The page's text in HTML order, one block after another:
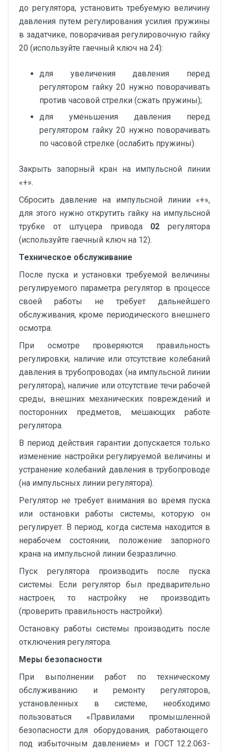
до регулятора, установить требуемую величину
давления путем регулирования усилия пружины
в задатчике, поворачивая регулировочную гайку
20 (используйте гаечный ключ на 24):
для увеличения давления перед
регулятором гайку 20 нужно поворачивать
против часовой стрелки (сжать пружины);
для уменьшения давления перед
регулятором гайку 20 нужно поворачивать
по часовой стрелке (ослабить пружины).
Закрыть запорный кран на импульсной линии
«+».
Сбросить давление на импульсной линии «+»,
для этого нужно открутить гайку на импульсной
трубке от штуцера привода 02регулятора
(используйте гаечный ключ на 12).
Техническое обслуживание
После пуска и установки требуемой величины
регулируемого параметра регулятор в процессе
своей работы не требует дальнейшего
обслуживания, кроме периодического внешнего
осмотра.
При осмотре проверяются правильность
регулировки, наличие или отсутствие колебаний
давления в трубопроводах (на импульсной линии
регулятора), наличие или отсутствие течи рабочей
среды, внешних механических повреждений и
посторонних предметов, мешающих работе
регулятора.
В период действия гарантии допускается только
изменение настройки регулируемой величины и
устранение колебаний давления в трубопроводе
(на импульсных линии регулятора).
Регулятор не требует внимания во время пуска
или остановки работы системы, которую он
регулирует. В период, когда система находится в
нерабочем состоянии, положение запорного
крана на импульсной линии безразлично.
Пуск регулятора производить после пуска
системы. Если регулятор был предварительно
настроен, то настройку не производить
(проверить правильность настройки).
Остановку работы системы производить после
отключения регулятора.
Меры безопасности
При выполнении работ по техническому
обслуживанию и ремонту регуляторов,
установленных в системе, необходимо
пользоваться «Правилами промышленной
безопасности для оборудования, работающего
под избыточным давлением» и ГОСТ 12.2.063-